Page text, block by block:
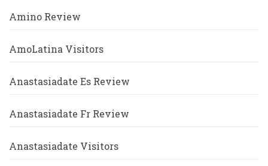
Amino Review
AmoLatina Visitors
Anastasiadate Es Review
Anastasiadate Fr Review
Anastasiadate Visitors